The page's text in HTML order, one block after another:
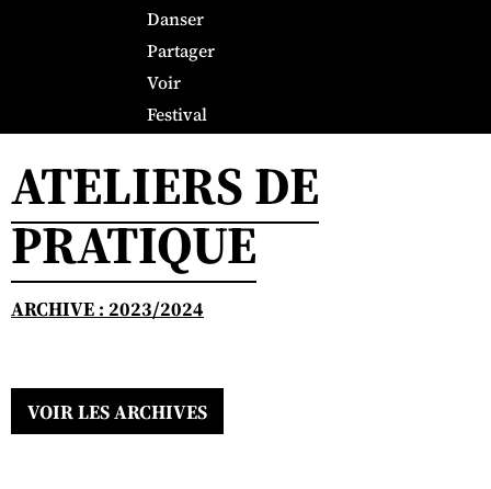
Danser
Partager
Voir
Festival
ATELIERS DE
PRATIQUE
ARCHIVE : 2023/2024
VOIR LES ARCHIVES